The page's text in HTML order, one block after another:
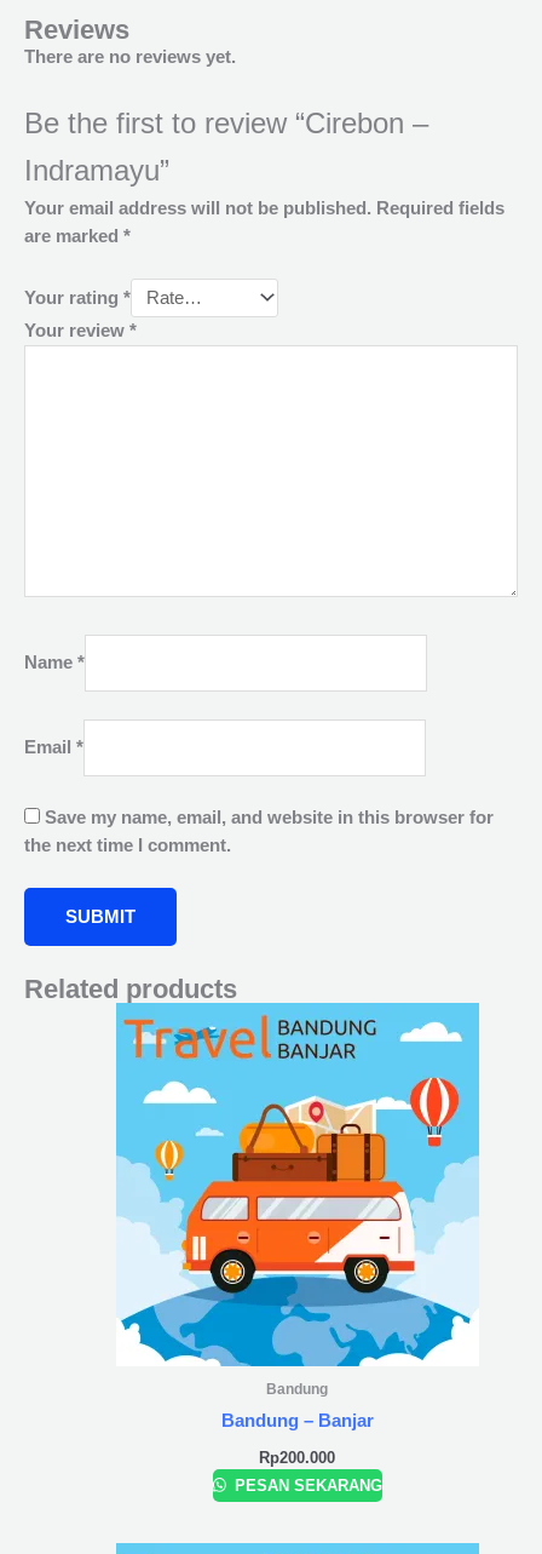
Reviews
There are no reviews yet.
Be the first to review “Cirebon –
Indramayu”
Your email address will not be published. Required fields
are marked *
Your rating *
Your review *
Name *
Email *
Save my name, email, and website in this browser for
the next time I comment.
Related products
Bandung
Bandung – Banjar
Rp200.000
PESAN SEKARANG